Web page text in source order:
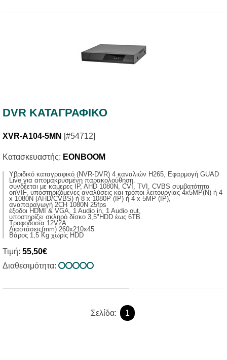
DVR ΚΑΤΑΓΡΑΦΙΚΟ
XVR-A104-5MN [#54712]
Κατασκευαστής: EONBOOM
Yβριδικό καταγραφικό (NVR-DVR) 4 καναλιών H265, Εφαρμογή GUAD
Live για απομακρυσμένη παρακολούθηση.
συνδέεται με κάμερες IP, AHD 1080N, CVI, TVI, CVBS συμβατότητα
onVIF, υποστηριζόμενες αναλύσεις και τρόποι λειτουργίας 4x5MP(N) ή 4
x 1080N (AHD/CVBS) ή 8 x 1080P (ΙP) ή 4 x 5ΜP (ΙP),
αναπαραγωγή 2CH 1080N 25fps
έξοδοι HDMI & VGA, 1 Audio in, 1 Audio out,
υποστηρίζει σκληρό δίσκο 3,5"HDD έως 6ΤΒ.
Τροφοδοσία 12V2A
Διαστάσεις(mm) 260x210x45
Βάρος 1,5 Κg χωρίς ΗDD
Τιμή: 55,50€
Διαθεσιμότητα:
Σελίδα: 1